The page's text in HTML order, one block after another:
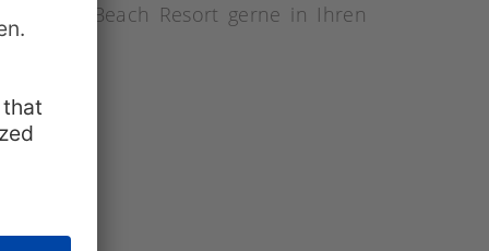
Sandy Beach Resort gerne in Ihren